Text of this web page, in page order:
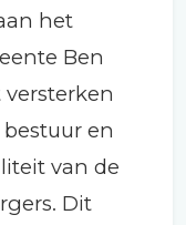
het
Ben
en
van de
Dit